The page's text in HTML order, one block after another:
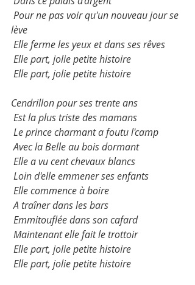
lève
Elle ferme les yeux et dans ses rêves
Elle part, jolie petite histoire
Elle part, jolie petite histoire
Cendrillon pour ses trente ans
Est la plus triste des mamans
Le prince charmant a foutu l'camp
Avec la Belle au bois dormant
Elle a vu cent chevaux blancs
Loin d'elle emmener ses enfants
Elle commence à boire
A traîner dans les bars
Emmitouflée dans son cafard
Maintenant elle fait le trottoir
Elle part, jolie petite histoire
Elle part, jolie petite histoire